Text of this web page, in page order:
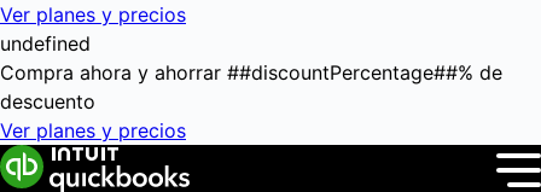
Ver planes y precios
undefined
Compra ahora y ahorrar ##discountPercentage##% de
descuento
Ver planes y precios